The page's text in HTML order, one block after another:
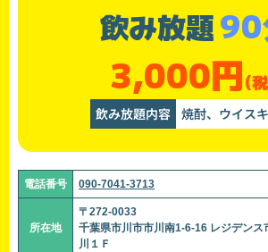
飲み放題
3,000円(
飲み放題内容 焼酎、ウイス
電話番号 090-7041-3713
所在地
〒272-0033
千葉県市川市市川南1-6-16 レジデンス
川１Ｆ